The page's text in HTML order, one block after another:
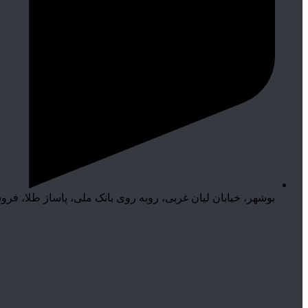
بوشهر، خیابان لیان غربی، روبه روی بانک ملی، پاساژ طلا،